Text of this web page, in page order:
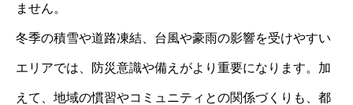
ません。
冬季の積雪や道路凍結、台風や豪雨の影響を受けやすい
エリアでは、防災意識や備えがより重要になります。加
えて、地域の慣習やコミュニティとの関係づくりも、都